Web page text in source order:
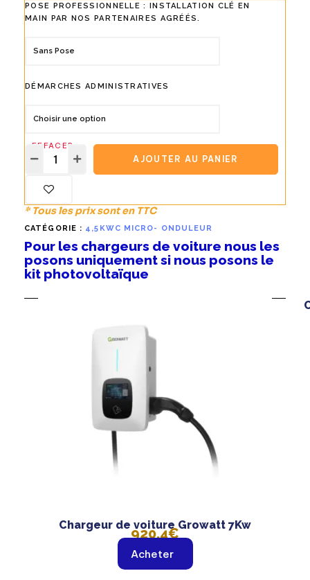
POSE PROFESSIONNELLE : INSTALLATION CLÉ EN
MAIN PAR NOS PARTENAIRES AGRÉÉS.
DÉMARCHES ADMINISTRATIVES
EFFACER
AJOUTER AU PANIER
* Tous les prix sont en TTC
CATÉGORIE : 4,5KWC MICRO- ONDULEUR
Pour les chargeurs de voiture nous les
posons uniquement si nous posons le
kit photovoltaïque
Chargeur de voiture Growatt 7Kw
920,4€
Acheter